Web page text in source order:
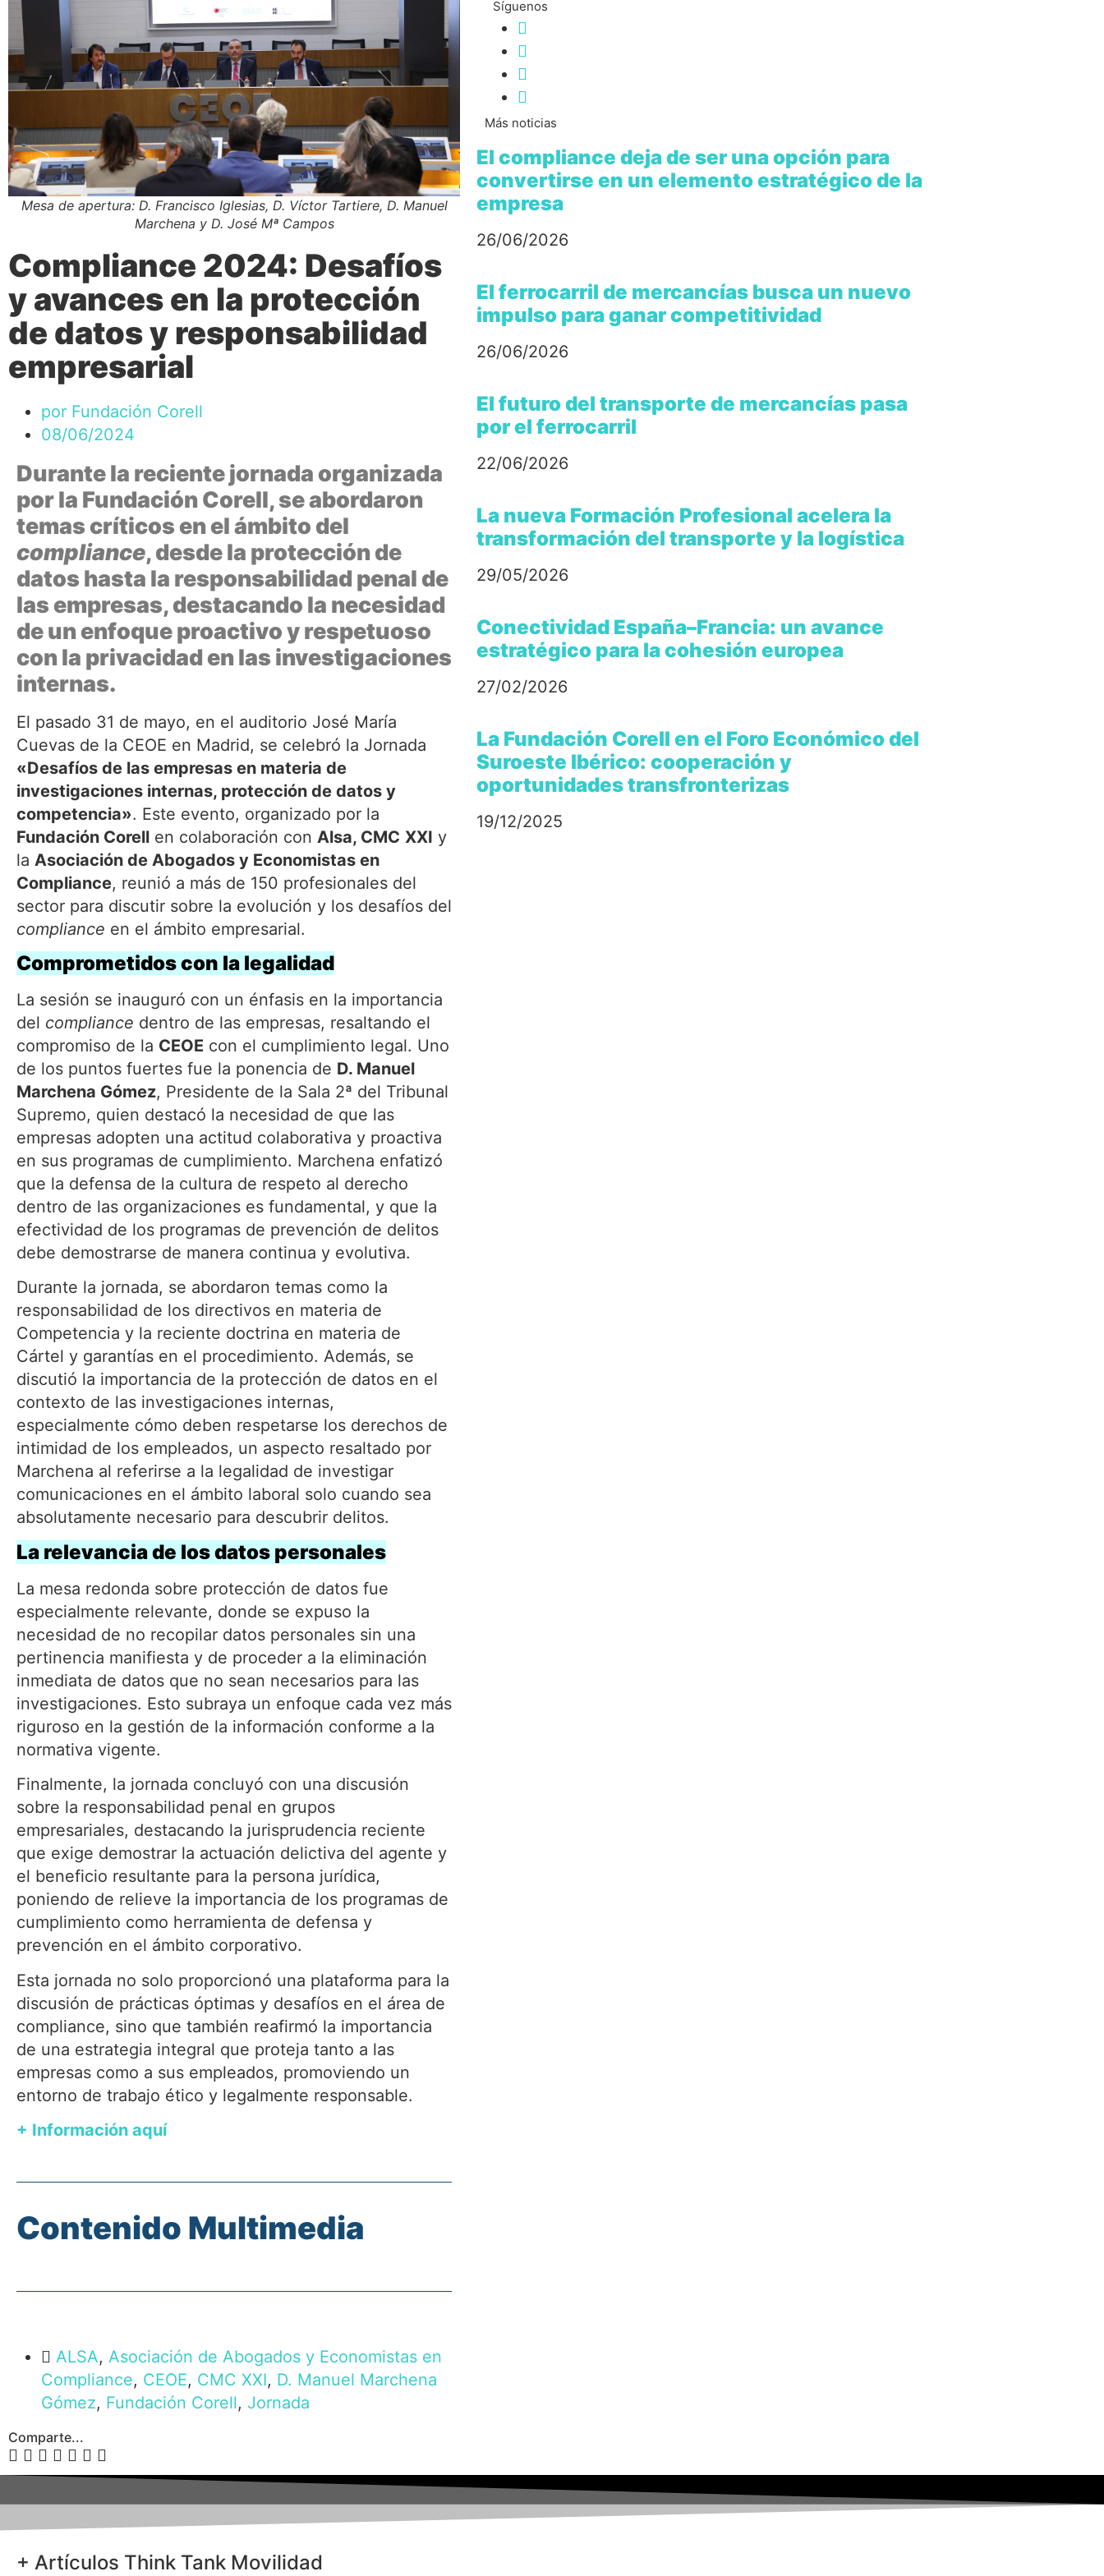
Mesa de apertura: D. Francisco Iglesias, D. Víctor Tartiere, D. Manuel
Marchena y D. José Mª Campos
Compliance 2024: Desafíos
y avances en la protección
de datos y responsabilidad
empresarial
por Fundación Corell
08/06/2024
Durante la reciente jornada organizada
por la Fundación Corell, se abordaron
temas críticos en el ámbito del
compliance, desde la protección de
datos hasta la responsabilidad penal de
las empresas, destacando la necesidad
de un enfoque proactivo y respetuoso
con la privacidad en las investigaciones
internas.
El pasado 31 de mayo, en el auditorio José María
Cuevas de la CEOE en Madrid, se celebró la Jornada
«Desafíos de las empresas en materia de
investigaciones internas, protección de datos y
competencia». Este evento, organizado por la
Fundación Corell en colaboración con Alsa, CMC XXI y
la Asociación de Abogados y Economistas en
Compliance, reunió a más de 150 profesionales del
sector para discutir sobre la evolución y los desafíos del
compliance en el ámbito empresarial.
Comprometidos con la legalidad
La sesión se inauguró con un énfasis en la importancia
del compliance dentro de las empresas, resaltando el
compromiso de la CEOE con el cumplimiento legal. Uno
de los puntos fuertes fue la ponencia de D. Manuel
Marchena Gómez, Presidente de la Sala 2ª del Tribunal
Supremo, quien destacó la necesidad de que las
empresas adopten una actitud colaborativa y proactiva
en sus programas de cumplimiento. Marchena enfatizó
que la defensa de la cultura de respeto al derecho
dentro de las organizaciones es fundamental, y que la
efectividad de los programas de prevención de delitos
debe demostrarse de manera continua y evolutiva.
Durante la jornada, se abordaron temas como la
responsabilidad de los directivos en materia de
Competencia y la reciente doctrina en materia de
Cártel y garantías en el procedimiento. Además, se
discutió la importancia de la protección de datos en el
contexto de las investigaciones internas,
especialmente cómo deben respetarse los derechos de
intimidad de los empleados, un aspecto resaltado por
Marchena al referirse a la legalidad de investigar
comunicaciones en el ámbito laboral solo cuando sea
absolutamente necesario para descubrir delitos.
La relevancia de los datos personales
La mesa redonda sobre protección de datos fue
especialmente relevante, donde se expuso la
necesidad de no recopilar datos personales sin una
pertinencia manifiesta y de proceder a la eliminación
inmediata de datos que no sean necesarios para las
investigaciones. Esto subraya un enfoque cada vez más
riguroso en la gestión de la información conforme a la
normativa vigente.
Finalmente, la jornada concluyó con una discusión
sobre la responsabilidad penal en grupos
empresariales, destacando la jurisprudencia reciente
que exige demostrar la actuación delictiva del agente y
el beneficio resultante para la persona jurídica,
poniendo de relieve la importancia de los programas de
cumplimiento como herramienta de defensa y
prevención en el ámbito corporativo.
Esta jornada no solo proporcionó una plataforma para la
discusión de prácticas óptimas y desafíos en el área de
compliance, sino que también reafirmó la importancia
de una estrategia integral que proteja tanto a las
empresas como a sus empleados, promoviendo un
entorno de trabajo ético y legalmente responsable.
+ Información aquí
Contenido Multimedia
ALSA, Asociación de Abogados y Economistas en
Compliance, CEOE, CMC XXI, D. Manuel Marchena
Gómez, Fundación Corell, Jornada
Comparte...
Síguenos
Más noticias
El compliance deja de ser una opción para
convertirse en un elemento estratégico de la
empresa
26/06/2026
El ferrocarril de mercancías busca un nuevo
impulso para ganar competitividad
26/06/2026
El futuro del transporte de mercancías pasa
por el ferrocarril
22/06/2026
La nueva Formación Profesional acelera la
transformación del transporte y la logística
29/05/2026
Conectividad España–Francia: un avance
estratégico para la cohesión europea
27/02/2026
La Fundación Corell en el Foro Económico del
Suroeste Ibérico: cooperación y
oportunidades transfronterizas
19/12/2025
+ Artículos Think Tank Movilidad